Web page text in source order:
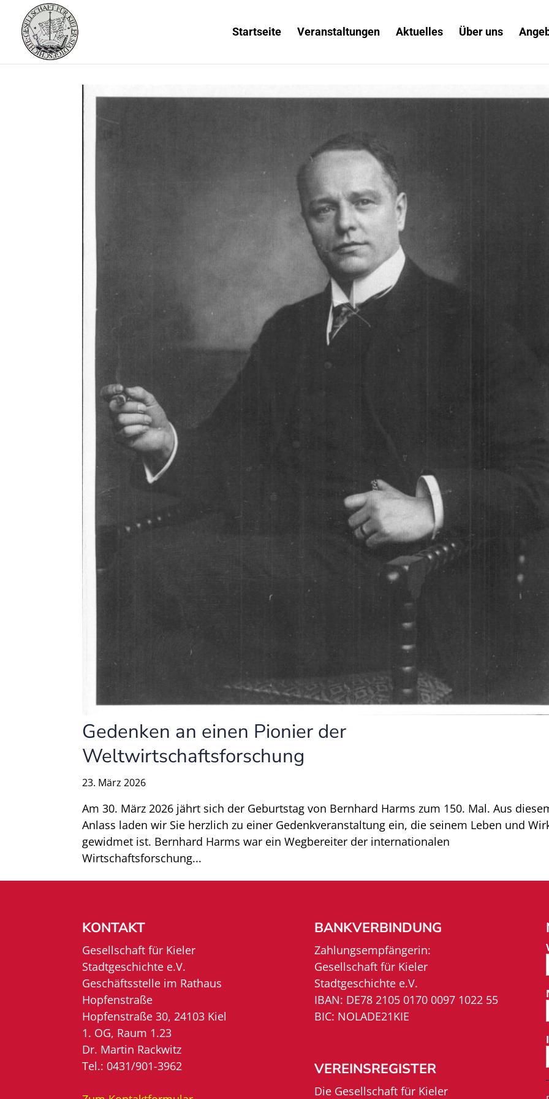
Startseite Veranstaltungen Aktuelles Über uns
Gedenken an einen Pionier der
Weltwirtschaftsforschung
23. März 2026
Am 30. März 2026 jährt sich der Geburtstag von Bernhard Harms zum 150. Mal. Aus
Anlass laden wir Sie herzlich zu einer Gedenkveranstaltung ein, die seinem Leben und
gewidmet ist. Bernhard Harms war ein Wegbereiter der internationalen
Wirtschaftsforschung...
KONTAKT
Gesellschaft für Kieler
Stadtgeschichte e.V.
Geschäftsstelle im Rathaus
Hopfenstraße
Hopfenstraße 30, 24103 Kiel
1. OG, Raum 1.23
Dr. Martin Rackwitz
Tel.: 0431/901-3962
BANKVERBINDUNG
Zahlungsempfängerin:
Gesellschaft für Kieler
Stadtgeschichte e.V.
IBAN: DE78 2105 0170 0097 1022 55
BIC: NOLADE21KIE
VEREINSREGISTER
Die Gesellschaft für Kieler